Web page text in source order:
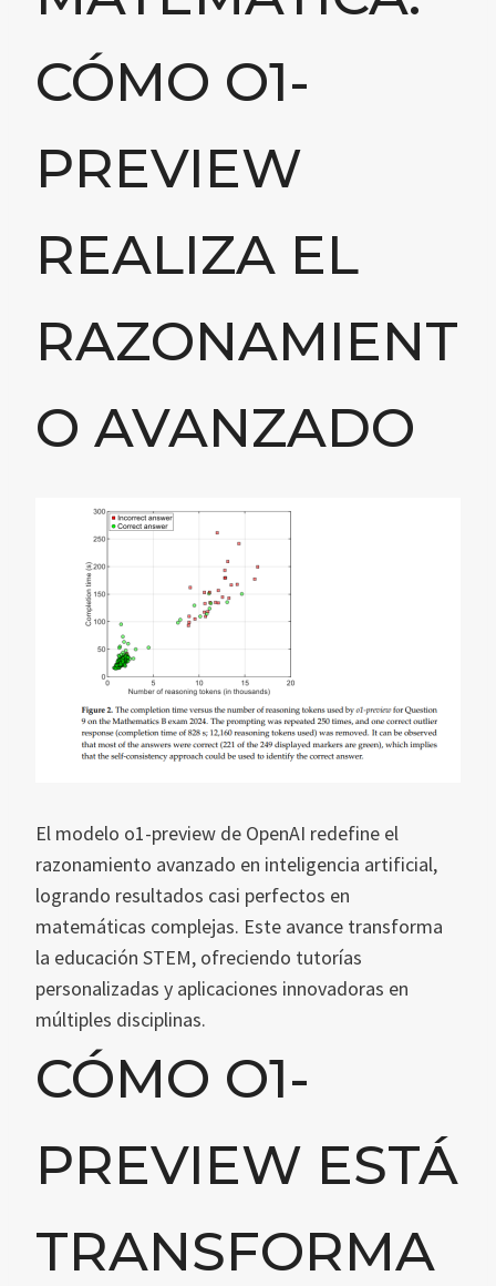
CÓMO O1-
PREVIEW
REALIZA EL
RAZONAMIENT
O AVANZADO
El modelo o1-preview de OpenAI redefine el
razonamiento avanzado en inteligencia artificial,
logrando resultados casi perfectos en
matemáticas complejas. Este avance transforma
la educación STEM, ofreciendo tutorías
personalizadas y aplicaciones innovadoras en
múltiples disciplinas.
CÓMO O1-
PREVIEW ESTÁ
TRANSFORMA